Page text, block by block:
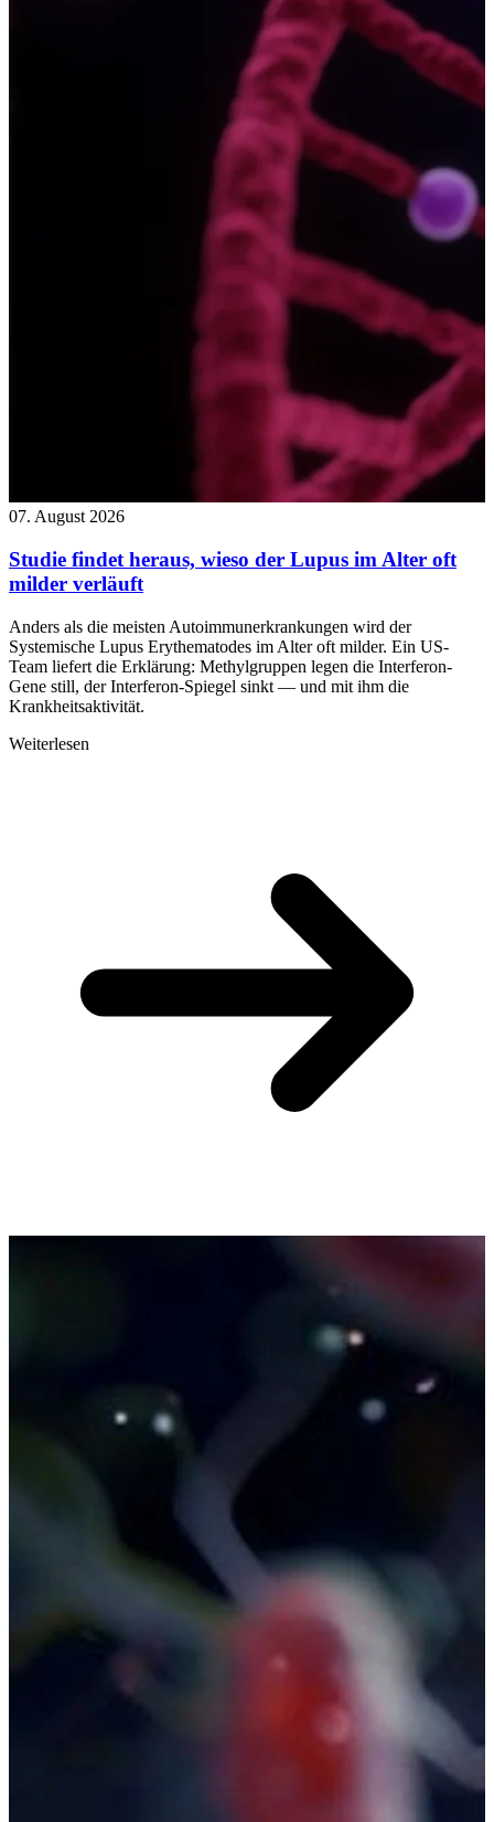
07. August 2026
Studie findet heraus, wieso der Lupus im Alter oft
milder verläuft
Anders als die meisten Autoimmunerkrankungen wird der
Systemische Lupus Erythematodes im Alter oft milder. Ein US-
Team liefert die Erklärung: Methylgruppen legen die Interferon-
Gene still, der Interferon-Spiegel sinkt — und mit ihm die
Krankheitsaktivität.
Weiterlesen